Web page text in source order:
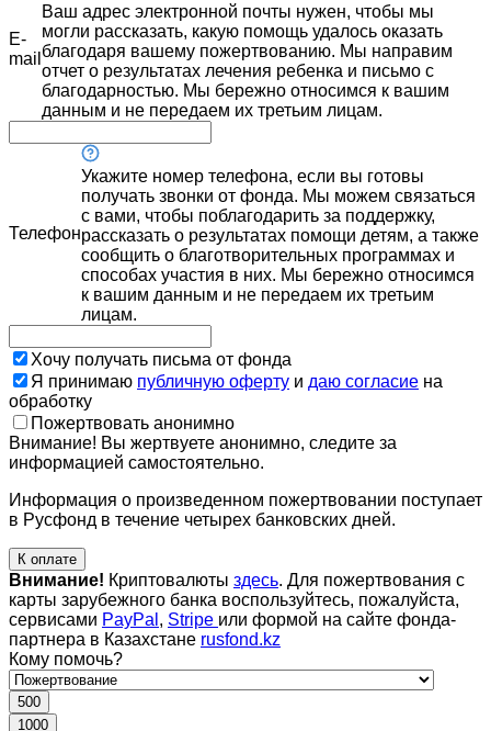
E-
mail
Ваш адрес электронной почты нужен, чтобы мы
могли рассказать, какую помощь удалось оказать
благодаря вашему пожертвованию. Мы направим
отчет о результатах лечения ребенка и письмо с
благодарностью. Мы бережно относимся к вашим
данным и не передаем их третьим лицам.
Телефон
Укажите номер телефона, если вы готовы
получать звонки от фонда. Мы можем связаться
с вами, чтобы поблагодарить за поддержку,
рассказать о результатах помощи детям, а также
сообщить о благотворительных программах и
способах участия в них. Мы бережно относимся
к вашим данным и не передаем их третьим
лицам.
Хочу получать письма от фонда
Я принимаю публичную оферту и даю согласие на
обработку
Пожертвовать анонимно
Внимание! Вы жертвуете анонимно, следите за
информацией самостоятельно.
Информация о произведенном пожертвовании поступает
в Русфонд в течение четырех банковских дней.
К оплате
Внимание! Криптовалюты здесь. Для пожертвования с
карты зарубежного банка воспользуйтесь, пожалуйста,
сервисами PayPal , Stripe или формой на сайте фонда-
партнера в Казахстане rusfond.kz
Кому помочь?
500
1000